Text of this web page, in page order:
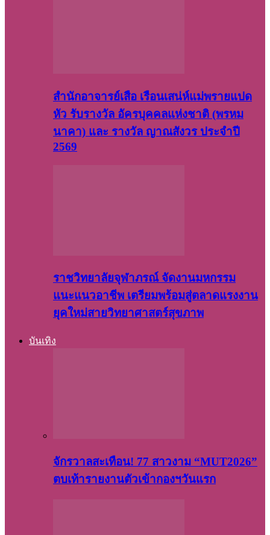
สำนักอาจารย์เสือ เรือนเสน่ห์แม่พรายแปด
หัว รับรางวัล อัครบุคคลแห่งชาติ (พรหม
นาคา) และ รางวัล ญาณสังวร ประจำปี
2569
ราชวิทยาลัยจุฬาภรณ์ จัดงานมหกรรม
แนะแนวอาชีพ เตรียมพร้อมสู่ตลาดแรงงาน
ยุคใหม่สายวิทยาศาสตร์สุขภาพ
บันเทิง
จักรวาลสะเทือน! 77 สาวงาม “MUT2026”
ตบเท้ารายงานตัวเข้ากองฯวันแรก